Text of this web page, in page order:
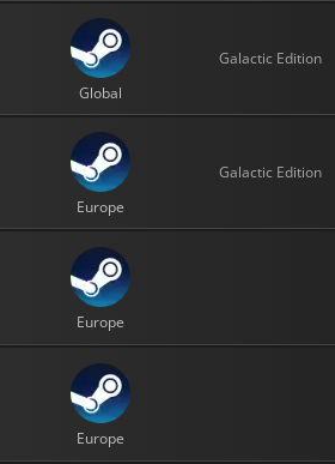
Global
Galactic Edition
Europe
Galactic Edition
Europe
Europe